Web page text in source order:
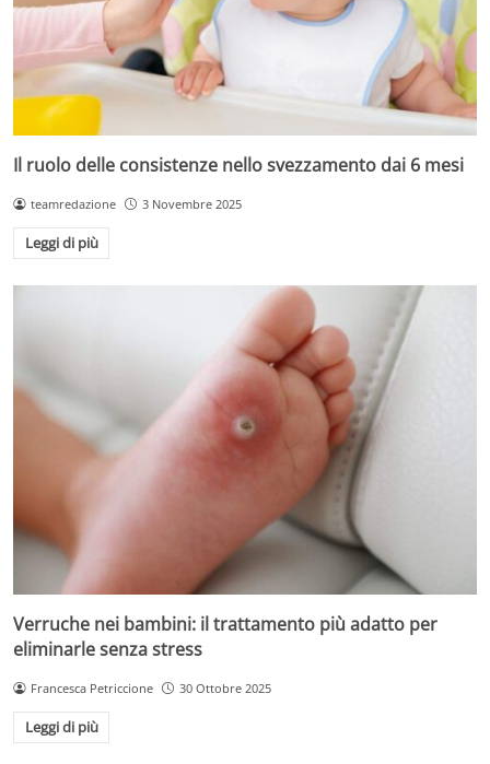
Il ruolo delle consistenze nello svezzamento dai 6 mesi
teamredazione 3 Novembre 2025
Leggi di più
Verruche nei bambini: il trattamento più adatto per
eliminarle senza stress
Francesca Petriccione 30 Ottobre 2025
Leggi di più